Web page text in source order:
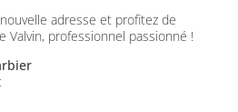
adresse et profitez de
Valvin, professionnel passionné !